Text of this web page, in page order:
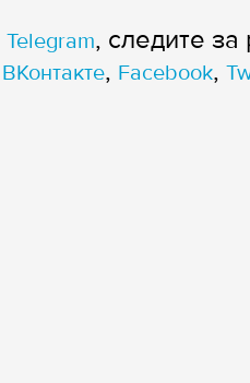
Telegram, следите
ВКонтакте, Facebook,